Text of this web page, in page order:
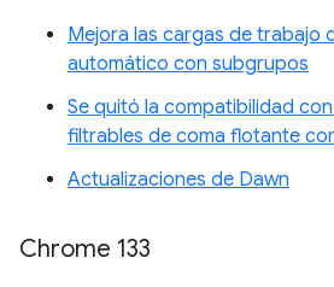
Mejora las cargas de trabajo
automático con subgrupos
Se quitó la compatibilidad
filtrables de coma flotante
Actualizaciones de Dawn
Chrome 133